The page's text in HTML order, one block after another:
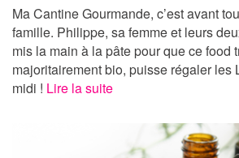
Ma Cantine Gourmande, c’est avant
famille. Philippe, sa femme et leurs
mis la main à la pâte pour que ce food
majoritairement bio, puisse régaler les
midi ! Lire la suite